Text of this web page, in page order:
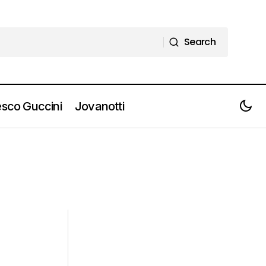
Search
Guccini Jovanotti